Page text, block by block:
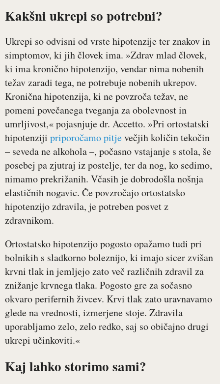
Kakšni ukrepi so potrebni?
Ukrepi so odvisni od vrste hipotenzije ter znakov in
simptomov, ki jih človek ima. »Zdrav mlad človek,
ki ima kronično hipotenzijo, vendar nima nobenih
težav zaradi tega, ne potrebuje nobenih ukrepov.
Kronična hipotenzija, ki ne povzroča težav, ne
pomeni povečanega tveganja za obolevnost in
umrljivost,« pojasnjuje dr. Accetto. »Pri ortostatski
hipotenziji priporočamo pitjevečjih količin tekočin
– seveda ne alkohola –, počasno vstajanje s stola, še
posebej pa zjutraj iz postelje, ter da nog, ko sedimo,
nimamo prekrižanih. Včasih je dobrodošla nošnja
elastičnih nogavic. Če povzročajo ortostatsko
hipotenzijo zdravila, je potreben posvet z
zdravnikom.
Ortostatsko hipotenzijo pogosto opažamo tudi pri
bolnikih s sladkorno boleznijo, ki imajo sicer zvišan
krvni tlak in jemljejo zato več različnih zdravil za
znižanje krvnega tlaka. Pogosto gre za sočasno
okvaro perifernih živcev. Krvi tlak zato uravnavamo
glede na vrednosti, izmerjene stoje. Zdravila
uporabljamo zelo, zelo redko, saj so običajno drugi
ukrepi učinkoviti.«
Kaj lahko storimo sami?